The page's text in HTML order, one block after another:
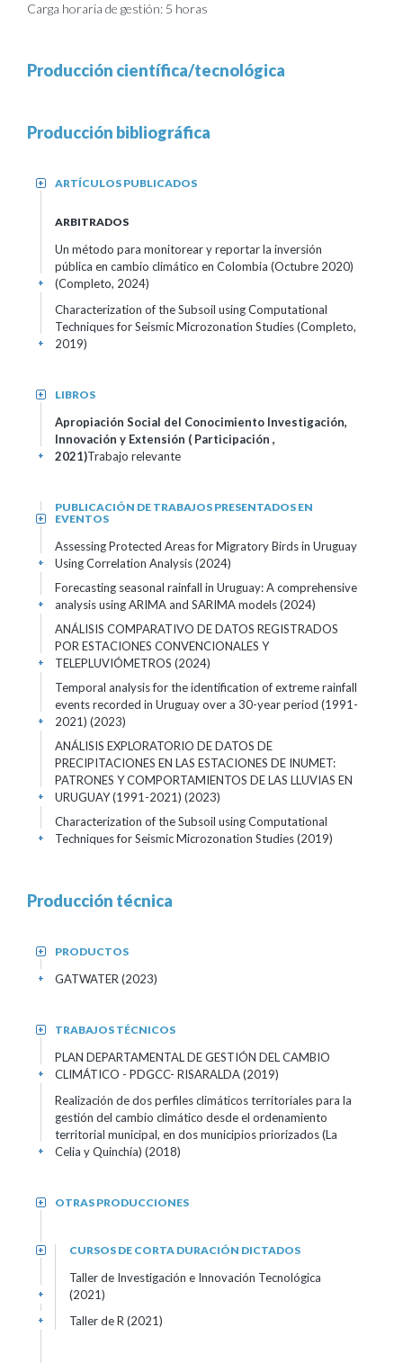
Carga horaria de gestión: 5 horas
Producción científica/tecnológica
Producción bibliográfica
ARTÍCULOS PUBLICADOS
+
ARBITRADOS
Un método para monitorear y reportar la inversión
pública en cambio climático en Colombia (Octubre 2020)
(Completo, 2024)
+
Characterization of the Subsoil using Computational
Techniques for Seismic Microzonation Studies (Completo,
2019)
+
LIBROS
+
Apropiación Social del Conocimiento Investigación,
Innovación y Extensión ( Participación ,
2021)Trabajo relevante
+
PUBLICACIÓN DE TRABAJOS PRESENTADOS EN
EVENTOS
+
Assessing Protected Areas for Migratory Birds in Uruguay
Using Correlation Analysis (2024)
+
Forecasting seasonal rainfall in Uruguay: A comprehensive
analysis using ARIMA and SARIMA models (2024)
+
ANÁLISIS COMPARATIVO DE DATOS REGISTRADOS
POR ESTACIONES CONVENCIONALES Y
TELEPLUVIÓMETROS (2024)
+
Temporal analysis for the identification of extreme rainfall
events recorded in Uruguay over a 30-year period (1991-
2021) (2023)
+
ANÁLISIS EXPLORATORIO DE DATOS DE
PRECIPITACIONES EN LAS ESTACIONES DE INUMET:
PATRONES Y COMPORTAMIENTOS DE LAS LLUVIAS EN
URUGUAY (1991-2021) (2023)
+
Characterization of the Subsoil using Computational
Techniques for Seismic Microzonation Studies (2019)
+
Producción técnica
PRODUCTOS
+
GATWATER (2023)
+
TRABAJOS TÉCNICOS
+
PLAN DEPARTAMENTAL DE GESTIÓN DEL CAMBIO
CLIMÁTICO - PDGCC- RISARALDA (2019)
+
Realización de dos perfiles climáticos territoriales para la
gestión del cambio climático desde el ordenamiento
territorial municipal, en dos municipios priorizados (La
Celia y Quinchía) (2018)
+
OTRAS PRODUCCIONES
+
CURSOS DE CORTA DURACIÓN DICTADOS
+
Taller de Investigación e Innovación Tecnológica
(2021)
+
Taller de R (2021)
+